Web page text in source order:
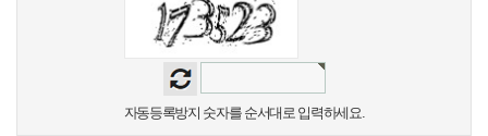
자동등록방지 숫자를 순서대로 입력하세요.